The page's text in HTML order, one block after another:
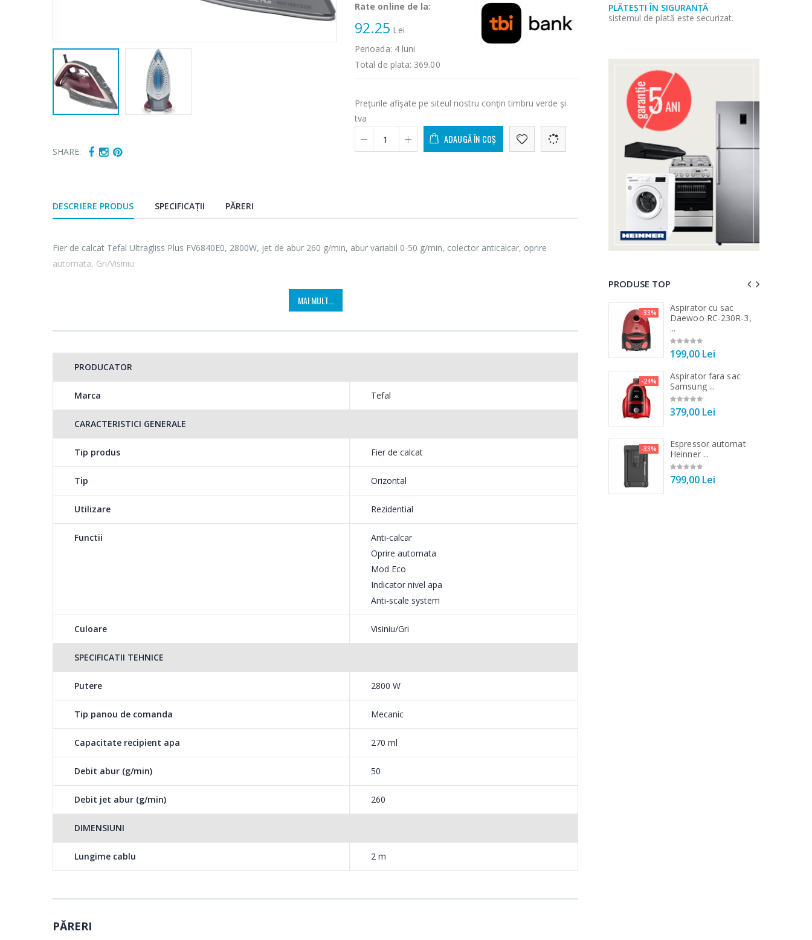
SHARE:
Rate online de la:
92.25 Lei
Perioada: 4luni
Total de plata: 369.00
Preţurile afişate pe siteul nostru conţin timbru verde şi
tva
ADAUGĂ ÎN COȘ
DESCRIERE PRODUS SPECIFICAȚII PĂRERI
Fier de calcat Tefal Ultragliss Plus FV6840E0, 2800W, jet de abur 260 g/min, abur variabil 0-50 g/min, colector anticalcar, oprire
automata, Gri/Visiniu
MAI MULT...
PRODUCATOR
Marca Tefal
CARACTERISTICI GENERALE
Tip produs Fier de calcat
Tip Orizontal
Utilizare Rezidential
Functii
Anti-calcar
Oprire automata
Mod Eco
Indicator nivel apa
Anti-scale system
Culoare Visiniu/Gri
SPECIFICATII TEHNICE
Putere 2800 W
Tip panou de comanda Mecanic
Capacitate recipient apa 270 ml
Debit abur (g/min) 50
Debit jet abur (g/min) 260
DIMENSIUNI
Lungime cablu 2 m
PĂRERI
PLĂTEȘTI ÎN SIGURANȚĂ
sistemul de plată este securizat.
PRODUSE TOP
-25%
-21%
Bosch ...
549,00 Lei
Masina de tocat carne
NobeLTek ...
199,00 Lei
-33%
Heinner ...
199,00 Lei
-33%
Aspirator cu sac
Daewoo RC-230R-3,
...
199,00 Lei
-24%
Aspirator fara sac
Samsung ...
379,00 Lei
-33%
Espressor automat
Heinner ...
799,00 Lei